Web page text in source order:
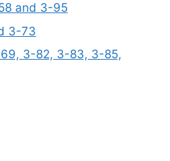
and 3-95
3-73
69, 3-82, 3-83, 3-85,